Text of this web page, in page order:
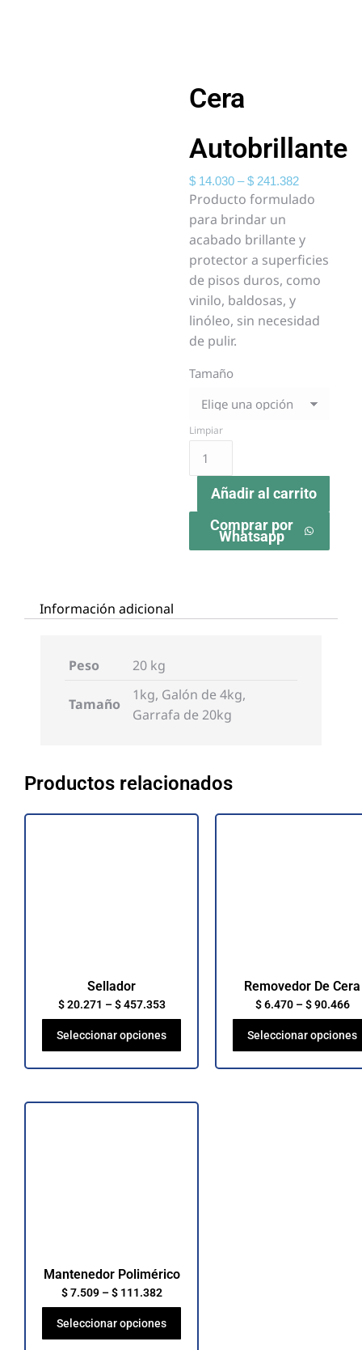
Cera
Autobrillante
$ 14.030 –$ 241.382
Producto formulado
para brindar un
acabado brillante y
protector a superficies
de pisos duros, como
vinilo, baldosas, y
linóleo, sin necesidad
de pulir.
Tamaño
Limpiar
Añadir al carrito
Comprar por
Whatsapp
Información adicional
Peso 20 kg
Tamaño
1kg, Galón de 4kg,
Garrafa de 20kg
Productos relacionados
Sellador
$20.271 –$457.353
Seleccionar opciones
Removedor De Cera
$6.470–$90.466
Seleccionar opciones
Mantenedor Polimérico
$7.509–$111.382
Seleccionar opciones